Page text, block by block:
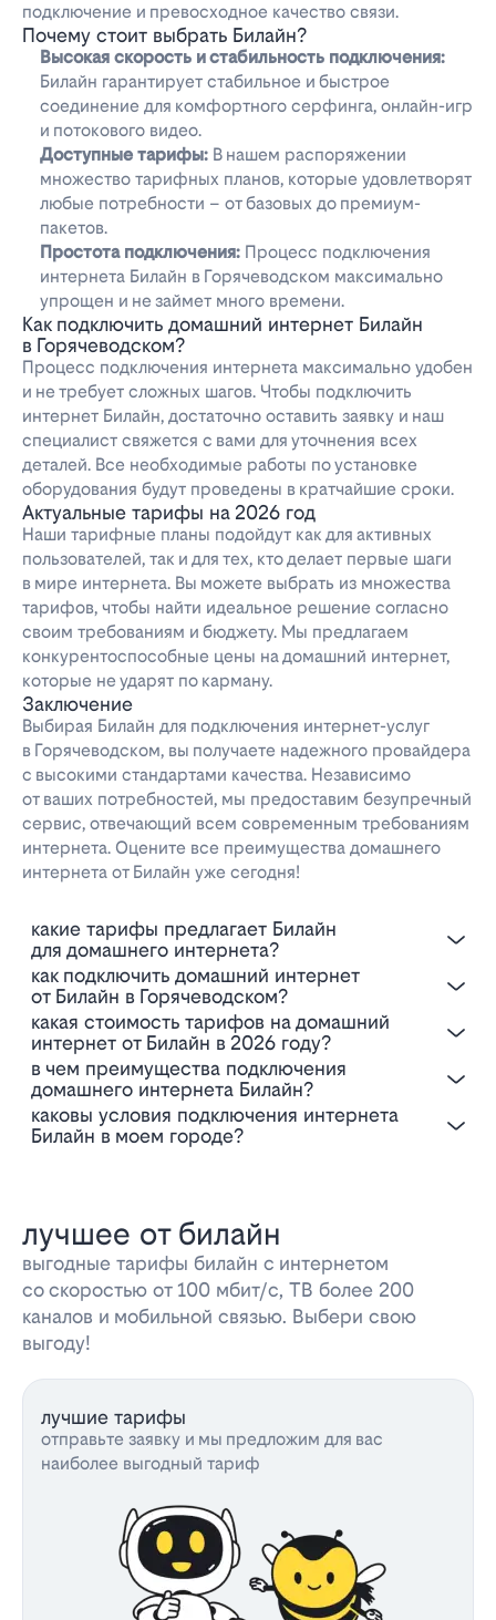
подключение и превосходное качество связи.
Почему стоит выбрать Билайн?
Высокая скорость и стабильность подключения:
Билайн гарантирует стабильное и быстрое
соединение для комфортного серфинга, онлайн-игр
и потокового видео.
Доступные тарифы: В нашем распоряжении
множество тарифных планов, которые удовлетворят
любые потребности – от базовых до премиум-
пакетов.
Простота подключения: Процесс подключения
интернета Билайн в Горячеводском максимально
упрощен и не займет много времени.
Как подключить домашний интернет Билайн
в Горячеводском?
Процесс подключения интернета максимально удобен
и не требует сложных шагов. Чтобы подключить
интернет Билайн, достаточно оставить заявку и наш
специалист свяжется с вами для уточнения всех
деталей. Все необходимые работы по установке
оборудования будут проведены в кратчайшие сроки.
Актуальные тарифы на 2026 год
Наши тарифные планы подойдут как для активных
пользователей, так и для тех, кто делает первые шаги
в мире интернета. Вы можете выбрать из множества
тарифов, чтобы найти идеальное решение согласно
своим требованиям и бюджету. Мы предлагаем
конкурентоспособные цены на домашний интернет,
которые не ударят по карману.
Заключение
Выбирая Билайн для подключения интернет-услуг
в Горячеводском, вы получаете надежного провайдера
с высокими стандартами качества. Независимо
от ваших потребностей, мы предоставим безупречный
сервис, отвечающий всем современным требованиям
интернета. Оцените все преимущества домашнего
интернета от Билайн уже сегодня!
Какие тарифы предлагает Билайн
для домашнего интернета?
Как подключить домашний интернет
от Билайн в Горячеводском?
Какая стоимость тарифов на домашний
интернет от Билайн в 2026 году?
В чем преимущества подключения
домашнего интернета Билайн?
Каковы условия подключения интернета
Билайн в моем городе?
лучшее от билайн
выгодные тарифы билайн с интернетом
со скоростью от 100 мбит/с, ТВ более 200
каналов и мобильной связью. Выбери свою
выгоду!
лучшие тарифы
отправьте заявку и мы предложим для вас
наиболее выгодный тариф